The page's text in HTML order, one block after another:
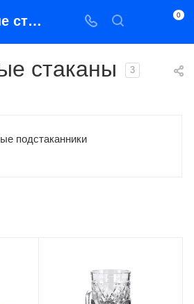
Серебряные стаканы 0
стаканы 3
подстаканники